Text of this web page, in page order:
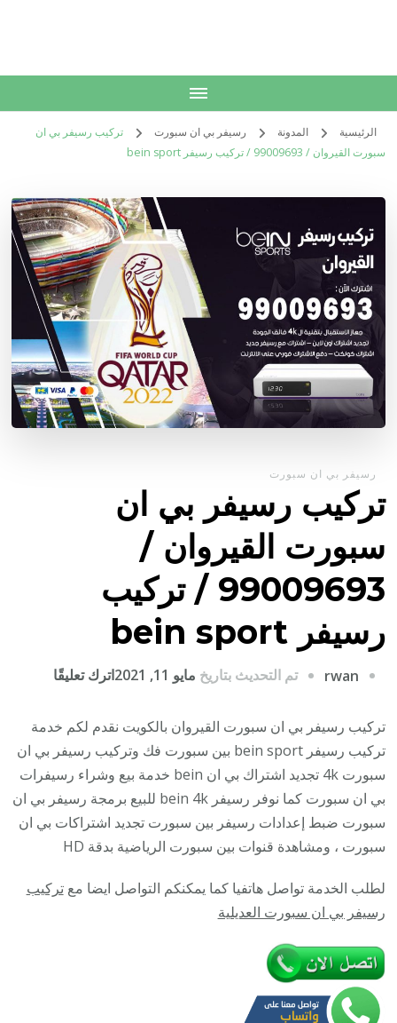
الرئيسية المدونة رسيفر بي ان سبورت
تركيب رسيفر بي ان
سبورت القيروان / 99009693 / تركيب رسيفر bein sport
رسيفر بي ان سبورت
تركيب رسيفر بي ان
سبورت القيروان /
99009693 / تركيب
رسيفر bein sport
rwan تم التحديث بتاريخ مايو 11, 2021 اترك تعليقًا
رسيفر
ان
سبورت
القيروان
/
تركيب رسيفر بي ان سبورت القيروان بالكويت نقدم لكم خدمة
تركيب رسيفر bein sport بين سبورت فك وتركيب رسيفر بي ان
سبورت 4k تجديد اشتراك بي ان bein خدمة بيع وشراء رسيفرات
بي ان سبورت كما نوفر رسيفر bein 4k للبيع برمجة رسيفر بي ان
سبورت ضبط إعدادات رسيفر بين سبورت تجديد اشتراكات بي ان
سبورت ، ومشاهدة قنوات بين سبورت الرياضية بدقة HD
لطلب الخدمة تواصل هاتفيا كما يمكنكم التواصل ايضا معتركيب
رسيفر بي ان سبورت العديلية